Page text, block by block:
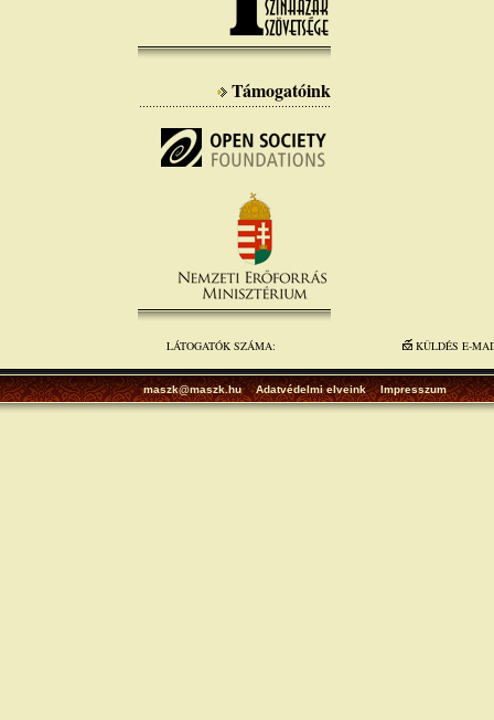
Támogatóink
LÁTOGATÓK SZÁMA: KÜLDÉS E-
maszk@maszk.hu Adatvédelmi elveink Impresszum